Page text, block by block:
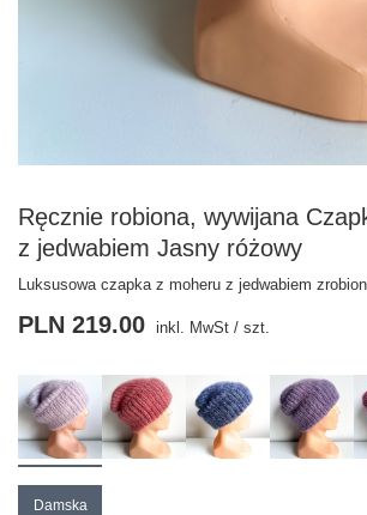
Ręcznie robiona, wywijana
z jedwabiem Jasny różowy
Luksusowa czapka z moheru z jedwabiem
Damska
PLN 219.00 inkl. MwSt / szt.